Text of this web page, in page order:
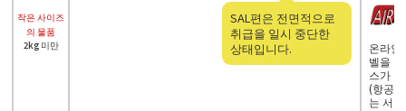
작은 사이즈
의 물품
2kg 미만
SAL편은 전면적으로
취급을 일시 중단한
상태입니다.
온라인
벨을
스가
(항공)
는 서